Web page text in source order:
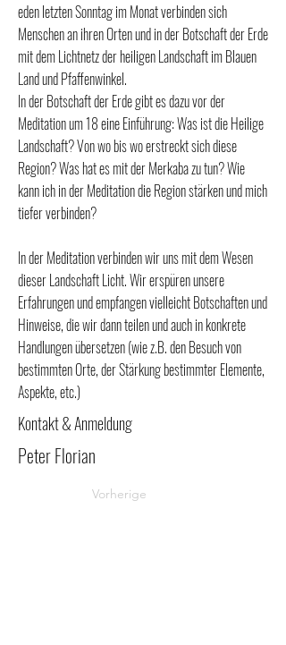
eden letzten Sonntag im Monat verbinden sich
Menschen an ihren Orten und in der Botschaft der Erde
mit dem Lichtnetz der heiligen Landschaft im Blauen
Land und Pfaffenwinkel.
In der Botschaft der Erde gibt es dazu vor der
Meditation um 18 eine Einführung: Was ist die Heilige
Landschaft? Von wo bis wo erstreckt sich diese
Region? Was hat es mit der Merkaba zu tun? Wie
kann ich in der Meditation die Region stärken und mich
tiefer verbinden?
In der Meditation verbinden wir uns mit dem Wesen
dieser Landschaft Licht. Wir erspüren unsere
Erfahrungen und empfangen vielleicht Botschaften und
Hinweise, die wir dann teilen und auch in konkrete
Handlungen übersetzen (wie z.B. den Besuch von
bestimmten Orte, der Stärkung bestimmter Elemente,
Aspekte, etc.)
Kontakt & Anmeldung
Peter Florian
Vorherige